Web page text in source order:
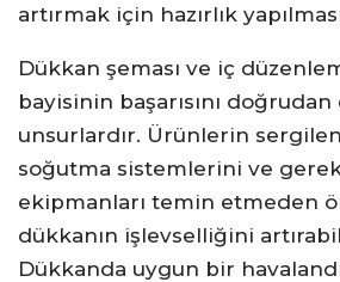
artırmak için hazırlık
Dükkan şeması ve iç
bayisinin başarısını
unsurlardır. Ürünlerin
soğutma sistemlerini ve
ekipmanları temin etmeden
dükkanın işlevselliğini
Dükkanda uygun bir